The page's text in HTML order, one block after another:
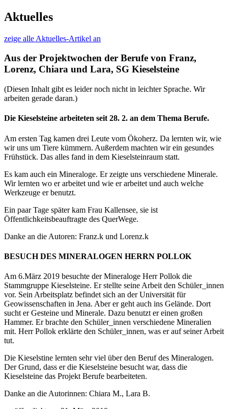
Aktuelles
zeige alle Aktuelles-Artikel an
Aus der Projektwochen der Berufe von Franz,
Lorenz, Chiara und Lara, SG Kieselsteine
(Diesen Inhalt gibt es leider noch nicht in leichter Sprache. Wir
arbeiten gerade daran.)
Die Kieselsteine arbeiteten seit 28. 2. an dem Thema Berufe.
Am ersten Tag kamen drei Leute vom Ökoherz. Da lernten wir, wie
wir uns um Tiere kümmern. Außerdem machten wir ein gesundes
Frühstück. Das alles fand in dem Kieselsteinraum statt.
Es kam auch ein Mineraloge. Er zeigte uns verschiedene Minerale.
Wir lernten wo er arbeitet und wie er arbeitet und auch welche
Werkzeuge er benutzt.
Ein paar Tage später kam Frau Kallensee, sie ist
Öffentlichkeitsbeauftragte des QuerWege.
Danke an die Autoren: Franz.k und Lorenz.k
BESUCH DES MINERALOGEN HERRN POLLOK
Am 6.März 2019 besuchte der Mineraloge Herr Pollok die
Stammgruppe Kieselsteine. Er stellte seine Arbeit den Schüler_innen
vor. Sein Arbeitsplatz befindet sich an der Universität für
Geowissenschaften in Jena. Aber er geht auch ins Gelände. Dort
sucht er Gesteine und Minerale. Dazu benutzt er einen großen
Hammer. Er brachte den Schüler_innen verschiedene Mineralien
mit. Herr Pollok erklärte den Schüler_innen, was er auf seiner Arbeit
tut.
Die Kieselstine lernten sehr viel über den Beruf des Mineralogen.
Der Grund, dass er die Kieselsteine besucht war, dass die
Kieselsteine das Projekt Berufe bearbeiteten.
Danke an die Autorinnen: Chiara M., Lara B.